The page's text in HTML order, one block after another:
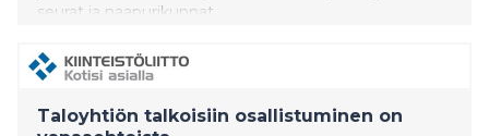
seurat ja naapurikunnat.
Taloyhtiön talkoisiin osallistuminen on